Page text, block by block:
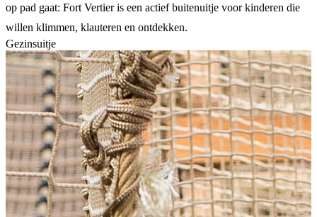
op pad gaat: Fort Vertier is een actief buitenuitje voor kinderen die
willen klimmen, klauteren en ontdekken.
Gezinsuitje